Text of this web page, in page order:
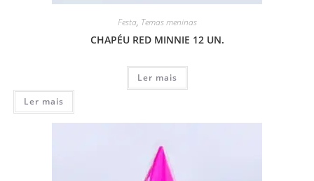
Festa, Temas meninas
CHAPÉU RED MINNIE 12 UN.
Ler mais
Ler mais